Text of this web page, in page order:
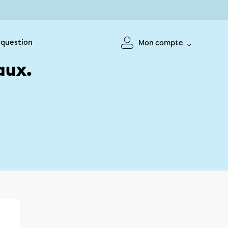
Mon compte